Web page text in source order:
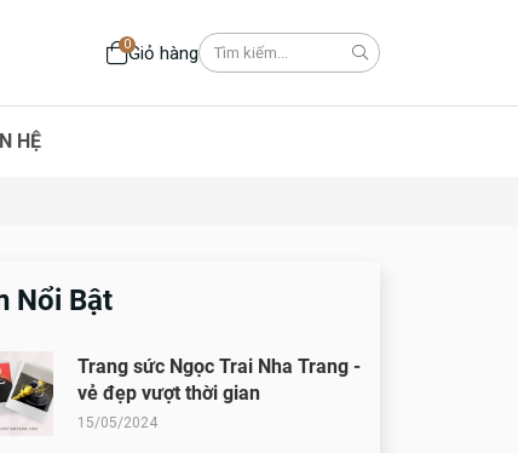
0Giỏ hàng
HỆ
Nổi Bật
Trang sức Ngọc Trai Nha Trang -
vẻ đẹp vượt thời gian
15/05/2024